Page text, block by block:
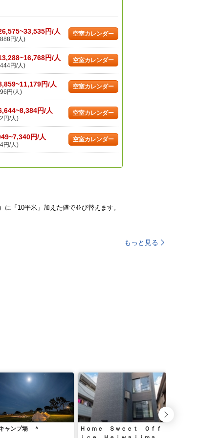
円/人
円/人)
空室カレンダー
円/人
円/人)
空室カレンダー
円/人
円/人)
空室カレンダー
円/人
円/人)
空室カレンダー
円/人
円/人)
空室カレンダー
「10平米」加えた値で並び替えます。
もっと見る
ャンプ場 ＾
Ｈｏｍｅ Ｓｗｅｅｔ Ｏｆｆ